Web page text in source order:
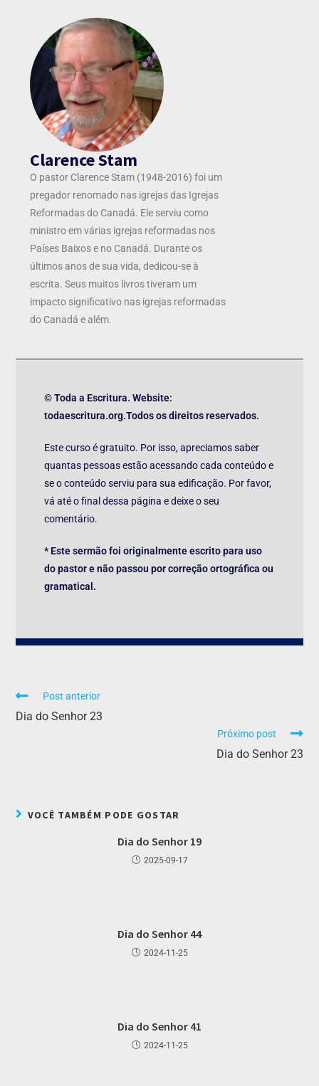
Clarence Stam
O pastor Clarence Stam (1948-2016) foi um
pregador renomado nas igrejas das Igrejas
Reformadas do Canadá. Ele serviu como
ministro em várias igrejas reformadas nos
Países Baixos e no Canadá. Durante os
últimos anos de sua vida, dedicou-se à
escrita. Seus muitos livros tiveram um
impacto significativo nas igrejas reformadas
do Canadá e além.
© Toda a Escritura. Website:
todaescritura.org.Todos os direitos reservados.
Este curso é gratuito. Por isso, apreciamos saber
quantas pessoas estão acessando cada conteúdo e
se o conteúdo serviu para sua edificação. Por favor,
vá até o final dessa página e deixe o seu
comentário.
* Este sermão foi originalmente escrito para uso
do pastor e não passou por correção ortográfica ou
gramatical.
Post anterior
Dia do Senhor 23
Próximo post
Dia do Senhor 23
VOCÊ TAMBÉM PODE GOSTAR
Dia do Senhor 19
2025-09-17
Dia do Senhor 44
2024-11-25
Dia do Senhor 41
2024-11-25